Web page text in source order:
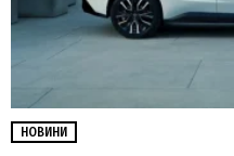
НОВИНИ